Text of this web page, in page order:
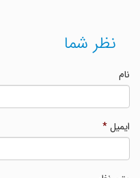
نظر شما
ایمیل*